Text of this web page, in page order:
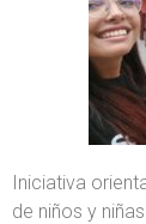
Iniciativa
de niños y